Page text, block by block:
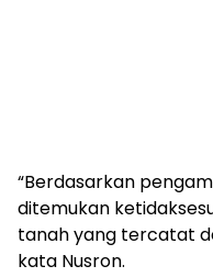
“Berdasarkan
ditemukan
tanah yang tercatat
kata Nusron.